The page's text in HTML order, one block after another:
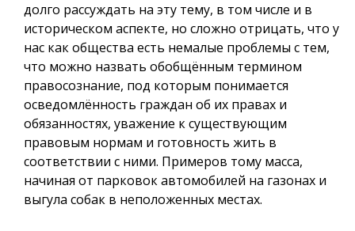
долго рассуждать на эту тему, в том числе и в
историческом аспекте, но сложно отрицать, что у
нас как общества есть немалые проблемы с тем,
что можно назвать обобщённым термином
правосознание, под которым понимается
осведомлённость граждан об их правах и
обязанностях, уважение к существующим
правовым нормам и готовность жить в
соответствии с ними. Примеров тому масса,
начиная от парковок автомобилей на газонах и
выгула собак в неположенных местах.